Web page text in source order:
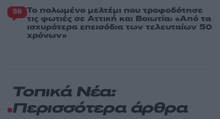
59 Το πολωμένο μελτέμι που τροφοδότησε
τις φωτιές σε Αττική και Βοιωτία: «Από τα
ισχυρότερα επεισόδια των τελευταίων 50
χρόνων»
Τοπικά Νέα:
Περισσότερα άρθρα